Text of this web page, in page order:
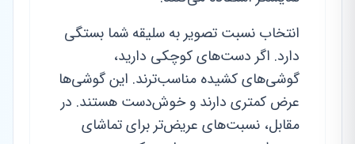
انتخاب نسبت تصویر به سلیقه شما بستگی
دارد. اگر دست‌های کوچکی دارید،
گوشی‌های کشیده مناسب‌ترند. این گوشی‌ها
عرض کمتری دارند و خوش‌دست هستند. در
مقابل، نسبت‌های عریض‌تر برای تماشای